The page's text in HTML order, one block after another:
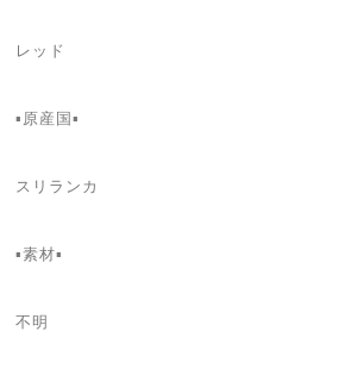
レッド
▪原産国▪
スリランカ
▪素材▪
不明